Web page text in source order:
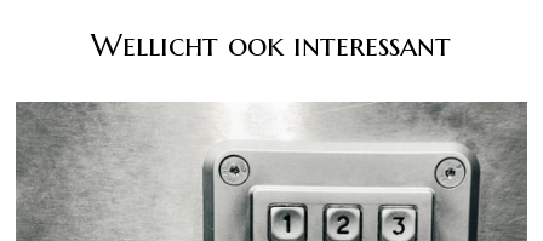
Wellicht ook interessant